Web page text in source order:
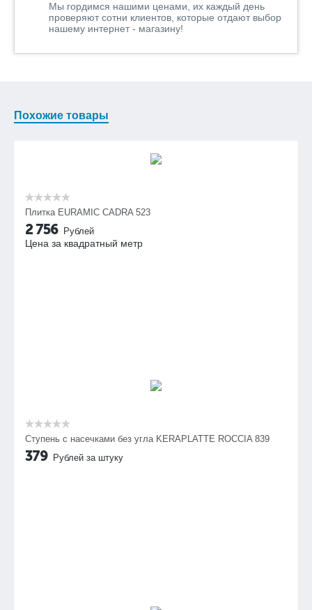
Мы гордимся нашими ценами, их каждый день
проверяют сотни клиентов, которые отдают выбор
нашему интернет - магазину!
Похожие товары
Плитка EURAMIC CADRA 523
2 756 Рублей
Цена за квадратный метр
Ступень с насечками без угла KERAPLATTE ROCCIA 839
379 Рублей за штуку